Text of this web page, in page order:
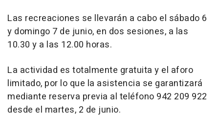
Las recreaciones se llevarán a cabo el sábado 6
y domingo 7 de junio, en dos sesiones, a las
10.30 y a las 12.00 horas.
La actividad es totalmente gratuita y el aforo
limitado, por lo que la asistencia se garantizará
mediante reserva previa al teléfono 942 209 922
desde el martes, 2 de junio.